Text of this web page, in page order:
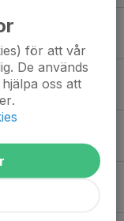
för att vår
De används
oss att